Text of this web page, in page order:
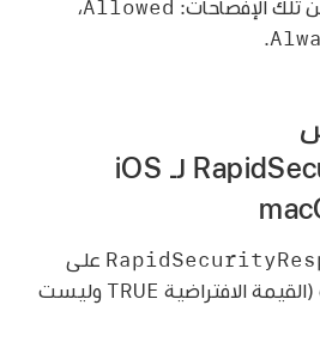
تلك الإفصاحات:
،
RapidSecurityResponse لـ iOS
على
الافتراضية TRUE وليست